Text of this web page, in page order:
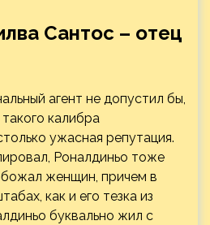
Сантос – отец
агент не допустил бы,
калибра
ужасная репутация.
Роналдиньо тоже
женщин, причем в
как и его тезка из
буквально жил с